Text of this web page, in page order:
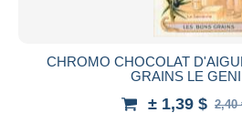
CHROMO CHOCOLAT
GRAINS LE
± 1,39 $ 2,40